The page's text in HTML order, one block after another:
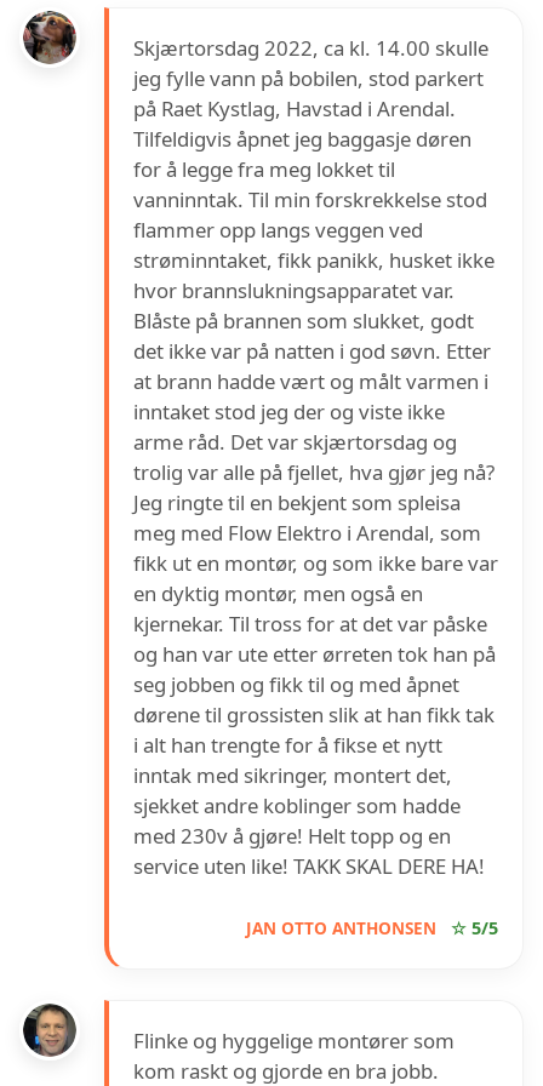
Skjærtorsdag 2022, ca kl. 14.00 skulle
jeg fylle vann på bobilen, stod parkert
på Raet Kystlag, Havstad i Arendal.
Tilfeldigvis åpnet jeg baggasje døren
for å legge fra meg lokket til
vanninntak. Til min forskrekkelse stod
flammer opp langs veggen ved
strøminntaket, fikk panikk, husket ikke
hvor brannslukningsapparatet var.
Blåste på brannen som slukket, godt
det ikke var på natten i god søvn. Etter
at brann hadde vært og målt varmen i
inntaket stod jeg der og viste ikke
arme råd. Det var skjærtorsdag og
trolig var alle på fjellet, hva gjør jeg nå?
Jeg ringte til en bekjent som spleisa
meg med Flow Elektro i Arendal, som
fikk ut en montør, og som ikke bare var
en dyktig montør, men også en
kjernekar. Til tross for at det var påske
og han var ute etter ørreten tok han på
seg jobben og fikk til og med åpnet
dørene til grossisten slik at han fikk tak
i alt han trengte for å fikse et nytt
inntak med sikringer, montert det,
sjekket andre koblinger som hadde
med 230v å gjøre! Helt topp og en
service uten like! TAKK SKAL DERE HA!
JAN OTTO ANTHONSEN ☆ 5/5
Flinke og hyggelige montører som
kom raskt og gjorde en bra jobb.